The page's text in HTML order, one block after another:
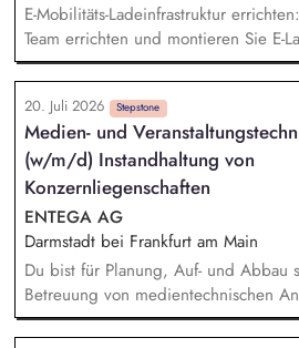
E-Mobilitäts-Ladeinfrastruktur
Team errichten und montieren Sie E-
- vom Verlegen der Kabel,
zur Inbetriebnahme. Qualität und
achten Sie auf die Einhaltung und
Sicherheits- und Qualitätsstandards.
20. Juli 2026 Stepstone
Medien- und
(w/m/d) Instandhaltung von
Konzernliegenschaften
ENTEGA AG
Darmstadt bei Frankfurt am Main
Du bist für Planung, Auf- und Abbau
Betreuung von medientechnischen
Veranstaltungen verantwortlich. Die